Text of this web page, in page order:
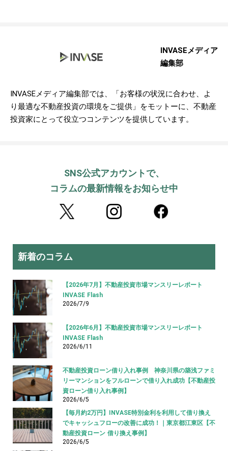
INVASEメディア
編集部
INVASEメディア編集部では、「お客様の状況に合わせ、よ
り最適な不動産投資の環境をご提供」をモットーに、不動産
投資家にとって役立つコンテンツを提供しています。
SNS公式アカウントで、
コラムの最新情報をお知らせ中
新着のコラム
【2026年7月】不動産投資市場マンスリーレポート
INVASE Flash
2026/7/9
【2026年6月】不動産投資市場マンスリーレポート
INVASE Flash
2026/6/11
不動産投資ローン借り入れ事例 神奈川県の築浅ファミ
リーマンションをフルローンで借り入れ成功【不動産投
資ローン借り入れ事例】
2026/6/5
【毎月約2万円】INVASE特別金利を利用して借り換え
でキャッシュフローの改善に成功！｜東京都江東区【不
動産投資ローン 借り換え事例】
2026/6/5